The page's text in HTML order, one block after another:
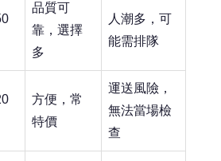
品質可
靠，選擇
多
人潮多，可
能需排隊
方便，常
特價
運送風險，
無法當場檢
查